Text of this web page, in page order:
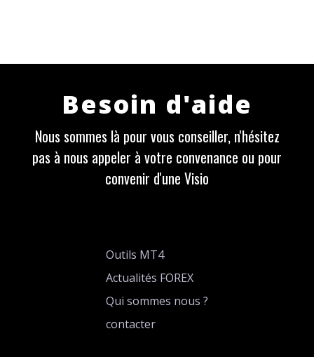
Besoin d'aide
Nous sommes là pour vous conseiller, n'hésitez
pas à nous appeler à votre convenance ou pour
convenir d'une Visio
Outils MT4
Actualités FOREX
Qui sommes nous ?
contacter